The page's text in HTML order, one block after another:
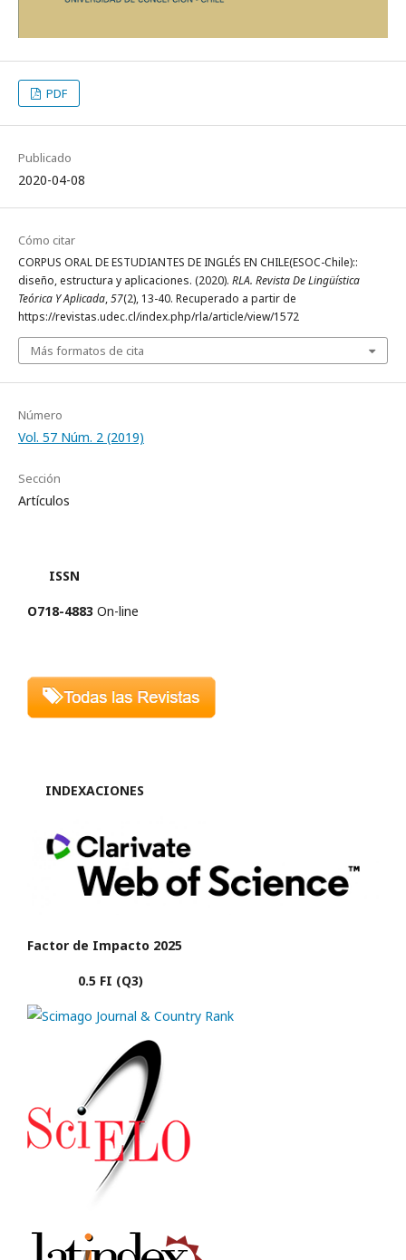
PDF
Publicado
2020-04-08
Cómo citar
CORPUS ORAL DE ESTUDIANTES DE INGLÉS EN CHILE(ESOC-Chile)::
diseño, estructura y aplicaciones. (2020). RLA. Revista De Lingüística
Teórica Y Aplicada,57(2), 13-40. Recuperado a partir de
https://revistas.udec.cl/index.php/rla/article/view/1572
Más formatos de cita
Número
Vol. 57 Núm. 2 (2019)
Sección
Artículos
ISSN
O718-4883 On-line
INDEXACIONES
Factor de Impacto 2025
0.5 FI (Q3)